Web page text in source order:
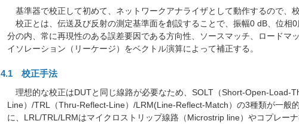
基準器で校正して初めて、ネットワークアナライザとして動作するので、
校正とは、伝送及び反射の測定基準面を創設することで、振幅0 dB、位相
分の内、常に再現性のある誤差要因である方向性、ソースマッチ、ロードマ
イソレーション（リーケージ）をベクトル演算によって補正する。
4.1 校正手法
理想的な校正はDUTと同じ線路が必要なため、SOLT（Short-Open-Load-
Line）/TRL（Thru-Reflect-Line）/LRM(Line-Reflect-Match）の3種類が一般
に、LRL/TRL/LRMはマイクロストリップ線路（Microstrip line）やコプレー